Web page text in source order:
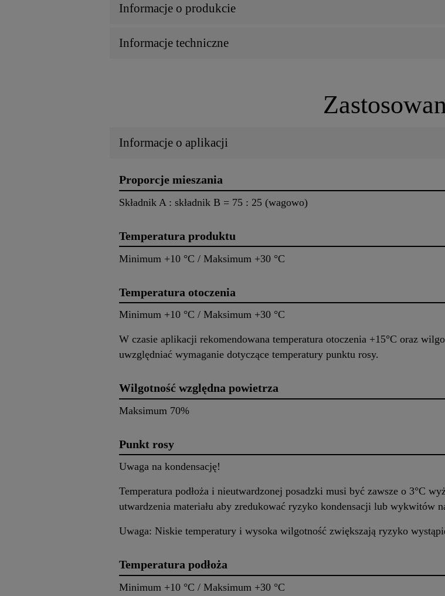
Informacje o produkcie
Informacje techniczne
Informacje o aplikacji
Proporcje mieszania
Składnik A : składnik B = 75 : 25 (wagowo)
Temperatura produktu
Minimum +10 °C / Maksimum +30 °C
Temperatura otoczenia
Minimum +10 °C / Maksimum +30 °C
W czasie aplikacji rekomendowana temperatura otoczenia +15°C oraz
uwzględniać wymaganie dotyczące temperatury punktu rosy.
Wilgotność względna powietrza
Maksimum 70%
Punkt rosy
Uwaga na kondensację!
Temperatura podłoża i nieutwardzonej posadzki musi być zawsze o 3°C
utwardzenia materiału aby zredukować ryzyko kondensacji lub wykwitów
Uwaga: Niskie temperatury i wysoka wilgotność zwiększają ryzyko
Temperatura podłoża
Minimum +10 °C / Maksimum +30 °C